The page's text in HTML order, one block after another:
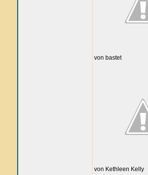
von bastet
von Kethleen Kelly